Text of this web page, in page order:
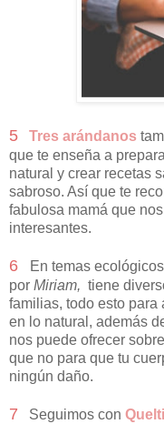
5 Tres arándanos
que te enseña a
natural y crear recetas
sabroso. Así que te
fabulosa mamá que
interesantes.
6 En temas
por Miriam, tiene
familias, todo esto
en lo natural, además
nos puede ofrecer
que no para que tu
ningún daño.
7 Seguimos con